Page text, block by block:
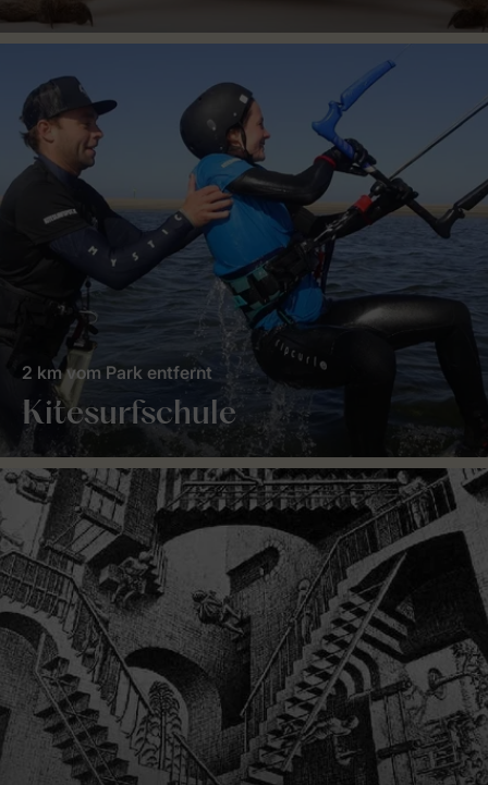
Kitesurfschule
2 km vom Park entfernt